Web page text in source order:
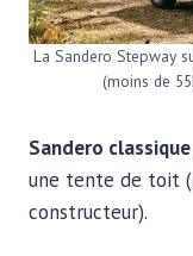
La Sandero Stepway
(moins de
Sandero classique
une tente de toit
constructeur).